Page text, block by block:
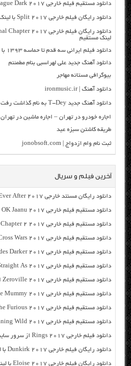
دانلود مستقیم فیلم خارجی Justice League Dark 2017 از سرور سایت
دانلود رایگان فیلم خارجی Split 2017 با لینک مستقیم
لینک مستقیم
دانلود فیلم ایرانی سه قدم تا حماسه ۱۳۹۳ با لینک مستقیم
دانلود آهنگ جدید علی لهراسبی بنام مطمئنم
بیوگرافی مستانه مهاجر
دانلود آهنگ | ironmusic.ir
دانلود آهنگ جدید T-Dey به نام گذاشت رفت با لینک مستقیم
اجاره خودرو در تهران – اجاره ماشین در تهران
طریقه کاشتن سبزه عید
ثبت نام وام ازدواج | jonobsoft.com
آخرین فیلم و سریال
دانلود رایگان مسنتد خارجی Britney Ever After 2017 با لینک مستقیم
دانلود مستقیم فیلم خارجی OK Jaanu 2017 از سرور سایت
دانلود مستقیم فیلم خارجی John Wick: Chapter 2 2017 از سرور سایت
دانلود مستقیم فیلم خارجی Cross Wars 2017 از سرور سایت
دانلود مستقیم فیلم خارجی Fifty Shades Darker 2017 از سرور سایت
دانلود مستقیم فیلم خارجی From Straight As 2017 از سرور سایت
دانلود مستقیم فیلم خارجی Zeroville 2017 از سرور سایت
دانلود مستقیم فیلم خارجی The Mummy 2017 از سرور سایت
دانلود مستقیم فیلم خارجی The Fate of the Furious 2017 از سرور سایت
دانلود مستقیم فیلم خارجی Running Wild 2017 از سرور سایت
دانلود فیلم خارجی Rings 2017 از سرور سایت
دانلود رایگان فیلم خارجی Dunkirk 2017 با لینک مستقیم
دانلود رایگان فیلم خارجی Eloise 2017 با لینک مستقیم